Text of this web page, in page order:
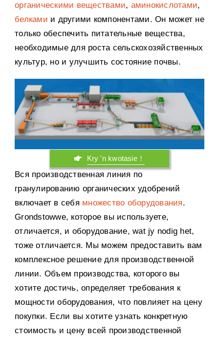
органическими веществами, аминокислотами,
белками и другими компонентами.Он может не
только обеспечить питательные вещества,
необходимые для роста сельскохозяйственных
культур, но и улучшить состояние почвы.
Kry 'n kwotasie！
Вся производственная линия по
гранулированию органических удобрений
включает в себя множество оборудования.
Grondstowwe, которое вы используете,
отличается, и оборудование, wat jy nodig het,
тоже отличается. Мы можем предоставить вам
комплексное решение для производственной
линии. Объем производства, которого вы
хотите достичь,определяет требования к
мощности оборудования, что повлияет на цену
покупки. Если вы хотите узнать конкретную
стоимость и цену всей производственной